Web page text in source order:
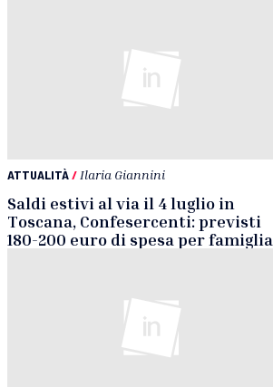
ATTUALITÀ/ Ilaria Giannini
Saldi estivi al via il 4 luglio in
Toscana, Confesercenti: previsti
180-200 euro di spesa per famiglia